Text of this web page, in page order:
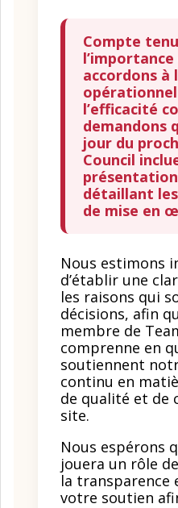
Compte
accordons à
l’efficacité
demandons
jour du
Council
détaillant
de mise en
Nous estimons
d’établir une
les raisons qui
décisions, afin
membre de
comprenne en
soutiennent
continu en
de qualité et de
site.
Nous espérons
jouera un rôle
la transparence
votre soutien